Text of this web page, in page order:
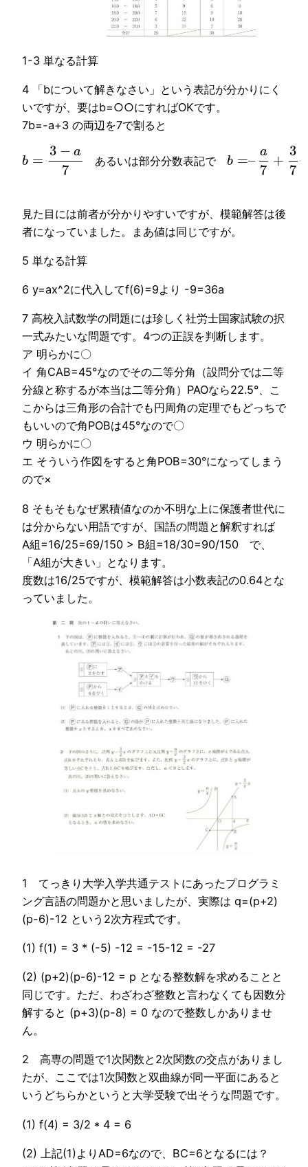
1-3 単なる計算
4 「bについて解きなさい」という表記が分かりにく
いですが、要はb=○○にすればOKです。
7b=-a+3 の両辺を7で割ると
b =
3 − a
7
あるいは部分分数表記で b =–
a
7
+
3
7
見た目には前者が分かりやすいですが、模範解答は後
者になっていました。まあ値は同じですが。
5 単なる計算
6 y=ax^2に代入してf(6)=9より -9=36a
7 高校入試数学の問題には珍しく社労士国家試験の択
一式みたいな問題です。4つの正誤を判断します。
ア 明らかに〇
イ 角CAB=45°なのでその二等分角（設問分では二等
分線と称するが本当は二等分角）PAOなら22.5°、こ
こからは三角形の合計でも円周角の定理でもどっちで
もいいので角POBは45°なので〇
ウ 明らかに〇
エ そういう作図をすると角POB=30°になってしまう
ので×
8 そもそもなぜ累積値なのか不明な上に保護者世代に
は分からない用語ですが、国語の問題と解釈すれば
A組=16/25=69/150 > B組=18/30=90/150 で、
「A組が大きい」となります。
度数は16/25ですが、模範解答は小数表記の0.64とな
っていました。
1 てっきり大学入学共通テストにあったプログラミ
ング言語の問題かと思いましたが、実際は q=(p+2)
(p-6)-12 という2次方程式です。
(1) f(1) = 3 * (-5) -12 = -15-12 = -27
(2) (p+2)(p-6)-12 = p となる整数解を求めることと
同じです。ただ、わざわざ整数と言わなくても因数分
解すると (p+3)(p-8) = 0 なので整数しかありませ
ん。
2 高専の問題で1次関数と2次関数の交点がありまし
たが、ここでは1次関数と双曲線が同一平面にあると
いうどちらかというと大学受験で出そうな問題です。
(1) f(4) = 3/2 * 4 = 6
(2) 上記(1)よりAD=6なので、BC=6となるには？